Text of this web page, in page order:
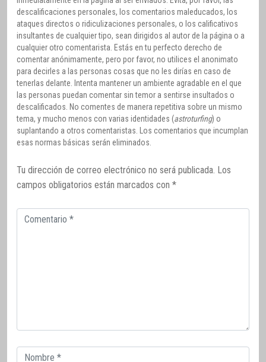
descalificaciones personales, los comentarios maleducados, los
ataques directos o ridiculizaciones personales, o los calificativos
insultantes de cualquier tipo, sean dirigidos al autor de la página o a
cualquier otro comentarista. Estás en tu perfecto derecho de
comentar anónimamente, pero por favor, no utilices el anonimato
para decirles a las personas cosas que no les dirías en caso de
tenerlas delante. Intenta mantener un ambiente agradable en el que
las personas puedan comentar sin temor a sentirse insultados o
descalificados. No comentes de manera repetitiva sobre un mismo
tema, y mucho menos con varias identidades (astroturfing) o
suplantando a otros comentaristas. Los comentarios que incumplan
esas normas básicas serán eliminados.
Tu dirección de correo electrónico no será publicada. Los
campos obligatorios están marcados con *
Comentario
Correo